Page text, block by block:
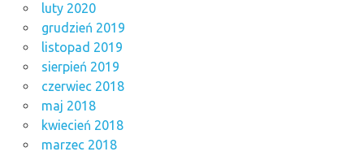
luty 2020
grudzień 2019
listopad 2019
sierpień 2019
czerwiec 2018
maj 2018
kwiecień 2018
marzec 2018